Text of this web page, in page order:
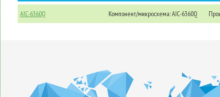
AIC-6360Q Компонент/микросхема: AIC-6360Q